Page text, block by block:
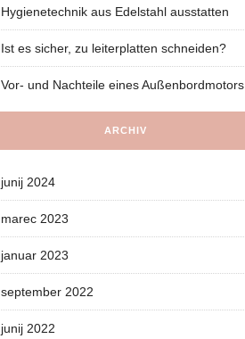
Hygienetechnik aus Edelstahl ausstatten
Ist es sicher, zu leiterplatten schneiden?
Vor- und Nachteile eines Außenbordmotors
ARCHIV
junij 2024
marec 2023
januar 2023
september 2022
junij 2022